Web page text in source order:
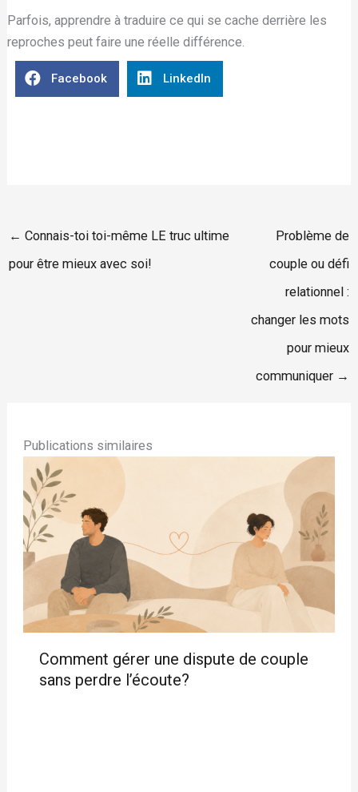
Parfois, apprendre à traduire ce qui se cache derrière les
reproches peut faire une réelle différence.
Facebook LinkedIn
← Connais-toi toi-même LE truc ultime
pour être mieux avec soi!
Problème de
couple ou défi
relationnel :
changer les mots
pour mieux
communiquer →
Publications similaires
Comment gérer une dispute de couple
sans perdre l’écoute?